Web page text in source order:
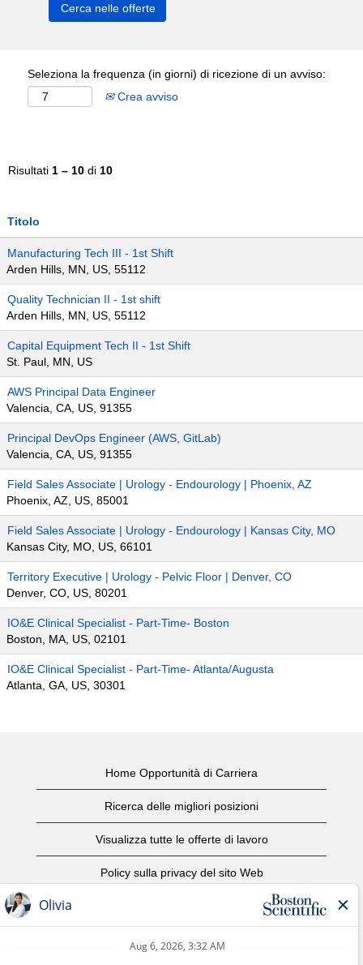
Seleziona la frequenza (in giorni) di ricezione di un avviso:
Crea avviso
Risultati 1 – 10 di 10
Titolo
Manufacturing Tech III - 1st Shift
Arden Hills, MN, US, 55112
Quality Technician II - 1st shift
Arden Hills, MN, US, 55112
Capital Equipment Tech II - 1st Shift
St. Paul, MN, US
AWS Principal Data Engineer
Valencia, CA, US, 91355
Principal DevOps Engineer (AWS, GitLab)
Valencia, CA, US, 91355
Field Sales Associate | Urology - Endourology | Phoenix, AZ
Phoenix, AZ, US, 85001
Field Sales Associate | Urology - Endourology | Kansas City, MO
Kansas City, MO, US, 66101
Territory Executive | Urology - Pelvic Floor | Denver, CO
Denver, CO, US, 80201
IO&E Clinical Specialist - Part-Time- Boston
Boston, MA, US, 02101
IO&E Clinical Specialist - Part-Time- Atlanta/Augusta
Atlanta, GA, US, 30301
Home Opportunità di Carriera
Ricerca delle migliori posizioni
Visualizza tutte le offerte di lavoro
Policy sulla privacy del sito Web